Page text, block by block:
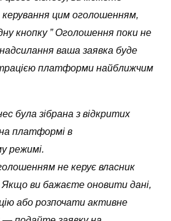
керування цим оголошенням,
кнопку ” Оголошення поки не
ваша заявка буде
платформи найближчим
була зібрана з відкритих
платформі в
режимі.
не керує власник
Якщо ви бажаєте оновити дані,
або розпочати активне